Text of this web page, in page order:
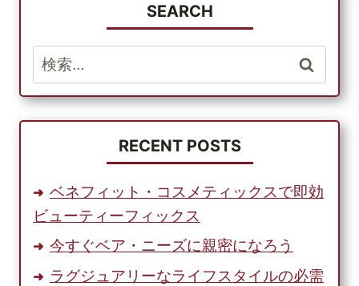
で
成
し
た
5
の
ジ
ネ
ス
SEARCH
検
索:
RECENT POSTS
ベネフィット・コスメティックスで即効
ビューティーフィックス
今すぐベア・ニーズに親密になろう
ラグジュアリーなライフスタイルの必需